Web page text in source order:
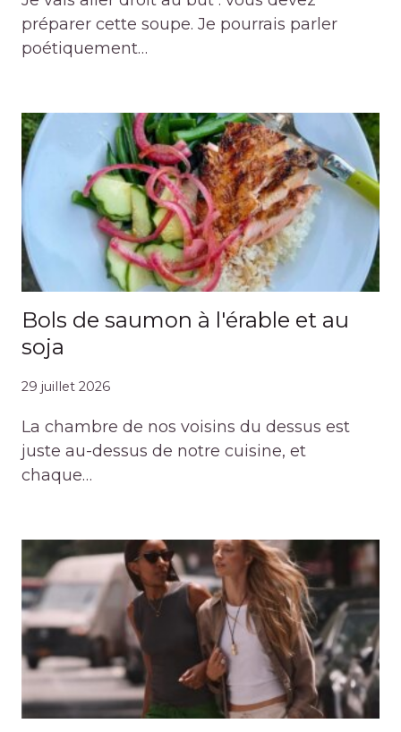
préparer cette soupe. Je pourrais parler
poétiquement…
Bols de saumon à l'érable et au
soja
29 juillet 2026
La chambre de nos voisins du dessus est
juste au-dessus de notre cuisine, et
chaque…